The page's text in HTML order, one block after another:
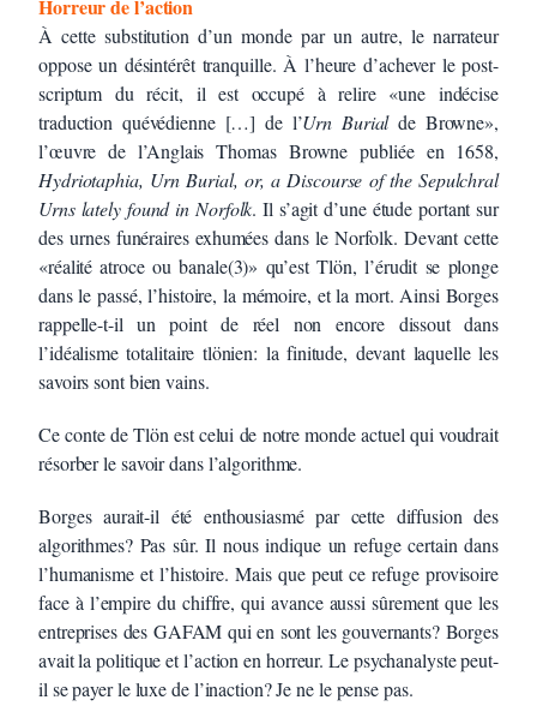
Horreur de l’action
À cette substitution d’un monde par un autre, le narrateur
oppose un désintérêt tranquille. À l’heure d’achever le post-
scriptum du récit, il est occupé à relire «une indécise
traduction quévédienne […] de l’Urn Burialde Browne»,
l’œuvre de l’Anglais Thomas Browne publiée en 1658,
Hydriotaphia, Urn Burial, or, a Discourse of the Sepulchral
Urns lately found in Norfolk. Il s’agit d’une étude portant sur
des urnes funéraires exhumées dans le Norfolk. Devant cette
«réalité atroce ou banale(3)» qu’est Tlön, l’érudit se plonge
dans le passé, l’histoire, la mémoire, et la mort. Ainsi Borges
rappelle-t-il un point de réel non encore dissout dans
l’idéalisme totalitaire tlönien: la finitude, devant laquelle les
savoirs sont bien vains.
Ce conte de Tlön est celui de notre monde actuel qui voudrait
résorber le savoir dans l’algorithme.
Borges aurait-il été enthousiasmé par cette diffusion des
algorithmes? Pas sûr. Il nous indique un refuge certain dans
l’humanisme et l’histoire. Mais que peut ce refuge provisoire
face à l’empire du chiffre, qui avance aussi sûrement que les
entreprises des GAFAM qui en sont les gouvernants? Borges
avait la politique et l’action en horreur. Le psychanalyste peut-
il se payer le luxe de l’inaction? Je ne le pense pas.